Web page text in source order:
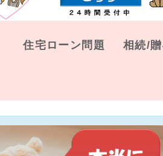
住宅ローン問題 相続/